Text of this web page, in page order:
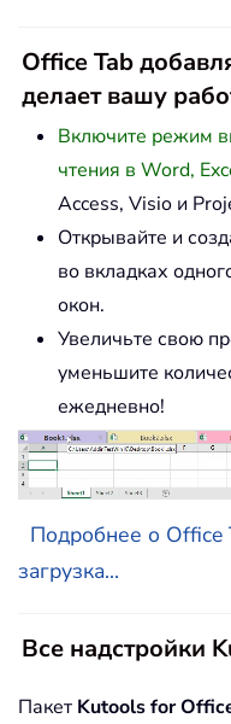
Office Tab
делает вашу
Включите режим
чтения в Word,
Access, Visio и
Открывайте и
во вкладках
окон.
Увеличьте свою
уменьшите
ежедневно!
Подробнее о Office
загрузка...
Все надстройки
Пакет Kutools for